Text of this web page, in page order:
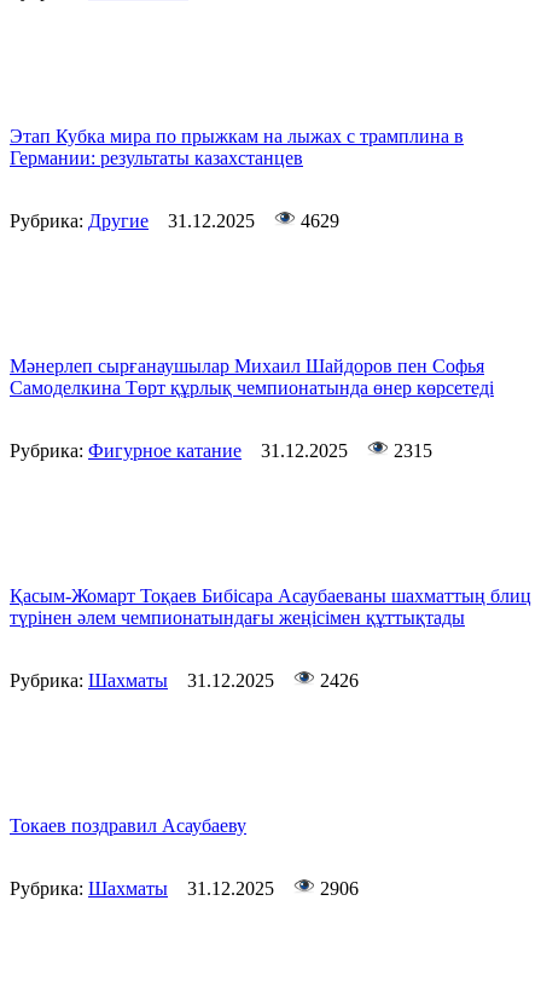
Этап Кубка мира по прыжкам на лыжах с трамплина в
Германии: результаты казахстанцев
Рубрика: Другие 31.12.2025 4629
Мәнерлеп сырғанаушылар Михаил Шайдоров пен Софья
Самоделкина Төрт құрлық чемпионатында өнер көрсетеді
Рубрика: Фигурное катание 31.12.2025 2315
Қасым-Жомарт Тоқаев Бибісара Асаубаеваны шахматтың блиц
түрінен әлем чемпионатындағы жеңісімен құттықтады
Рубрика: Шахматы 31.12.2025 2426
Токаев поздравил Асаубаеву
Рубрика: Шахматы 31.12.2025 2906